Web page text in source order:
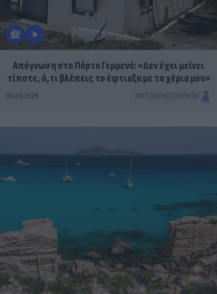
Απόγνωση στο Πόρτο Γερμενό: «Δεν έχει μείνει
τίποτε, ό,τι βλέπεις το έφτιαξα με τα χέρια μου»
08.08.2026 ΧΡΙΣΤΌΔΟΥΛΟΣ ΣΚΟΎΝΤΑΣ